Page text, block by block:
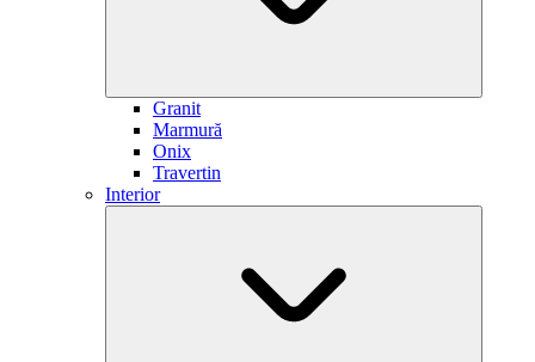
Granit
Marmură
Onix
Travertin
Interior